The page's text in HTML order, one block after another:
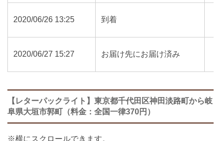
2020/06/26 13:25 到着
2020/06/27 15:27 お届け先にお届け済み
【レターパックライト】東京都千代田区神田淡路町から岐
阜県大垣市郭町（料金：全国一律370円）